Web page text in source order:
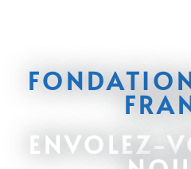
ENVOLEZ-